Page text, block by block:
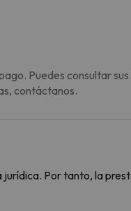
Puedes consultar
contáctanos.
Por tanto, la